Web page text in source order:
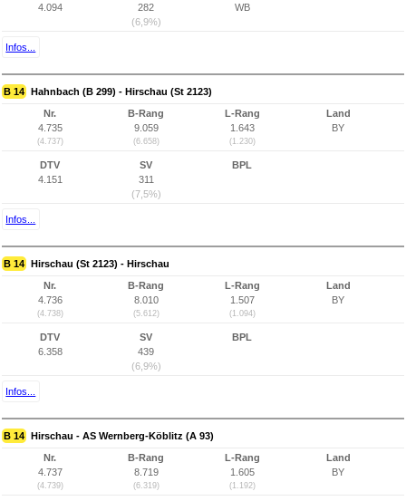
4.094
282
(6,9%)
WB
Infos...
B 14 Hahnbach (B 299) - Hirschau (St 2123)
Nr.
4.735
(4.737)
B-Rang
9.059
(6.658)
L-Rang
1.643
(1.230)
Land
BY
DTV
4.151
SV
311
(7,5%)
BPL
Infos...
B 14 Hirschau (St 2123) - Hirschau
Nr.
4.736
(4.738)
B-Rang
8.010
(5.612)
L-Rang
1.507
(1.094)
Land
BY
DTV
6.358
SV
439
(6,9%)
BPL
Infos...
B 14 Hirschau - AS Wernberg-Köblitz (A 93)
Nr.
4.737
(4.739)
B-Rang
8.719
(6.319)
L-Rang
1.605
(1.192)
Land
BY